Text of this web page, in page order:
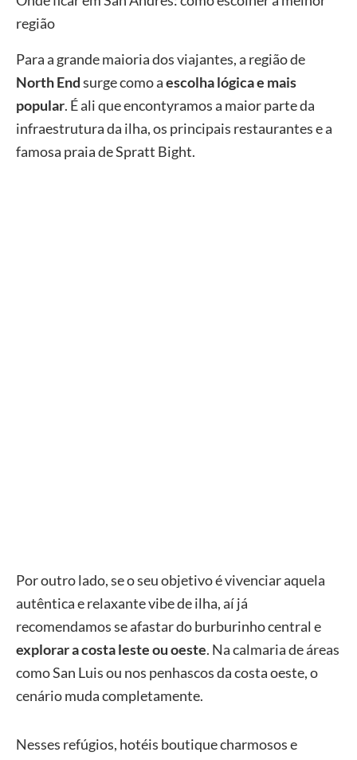
região
Para a grande maioria dos viajantes, a região de
North Endsurge como aescolha lógica e mais
popular. É ali que encontyramos a maior parte da
infraestrutura da ilha, os principais restaurantes e a
famosa praia de Spratt Bight.
Por outro lado, se o seu objetivo é vivenciar aquela
autêntica e relaxante vibe de ilha, aí já
recomendamos se afastar do burburinho central e
explorar a costa leste ou oeste. Na calmaria de áreas
como San Luis ou nos penhascos da costa oeste, o
cenário muda completamente.
Nesses refúgios, hotéis boutique charmosos e